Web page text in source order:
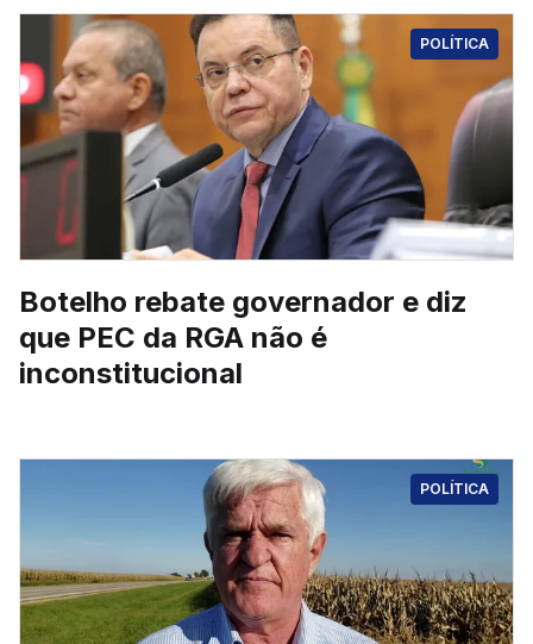
POLÍTICA
Botelho rebate governador e diz
que PEC da RGA não é
inconstitucional
POLÍTICA